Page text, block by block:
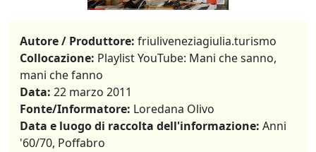
Autore / Produttore: friuliveneziagiulia.turismo
Collocazione: Playlist YouTube: Mani che sanno,
mani che fanno
Data: 22 marzo 2011
Fonte/Informatore: Loredana Olivo
Data e luogo di raccolta dell'informazione: Anni
'60/70, Poffabro